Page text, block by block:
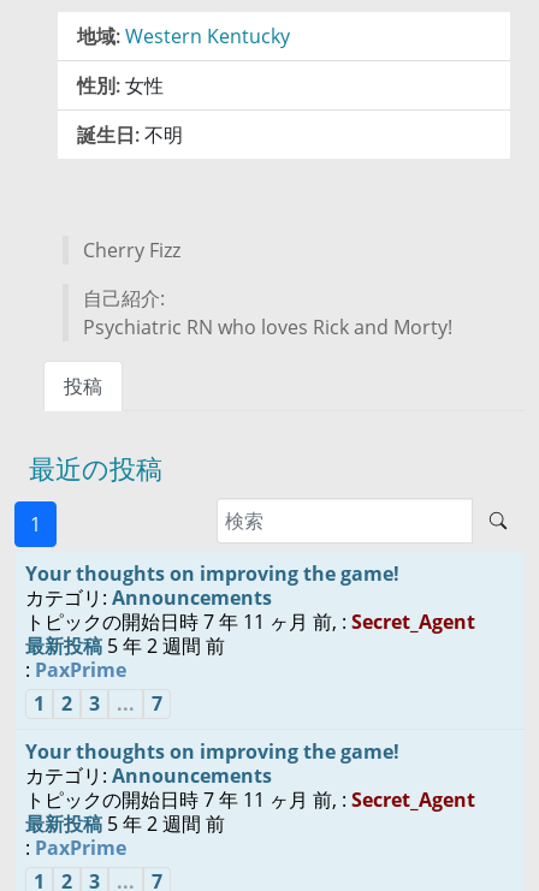
地域:Western Kentucky
性別:女性
誕生日:不明
Cherry Fizz
自己紹介:
Psychiatric RN who loves Rick and Morty!
投稿
最近の投稿
1
Your thoughts on improving the game!
カテゴリ: Announcements
トピックの開始日時 7 年 11 ヶ月 前, : Secret_Agent
最新投稿 5 年 2 週間 前
: PaxPrime
1
2 3 ...
7
Your thoughts on improving the game!
カテゴリ: Announcements
トピックの開始日時 7 年 11 ヶ月 前, : Secret_Agent
最新投稿 5 年 2 週間 前
: PaxPrime
1
2 3 ...
7